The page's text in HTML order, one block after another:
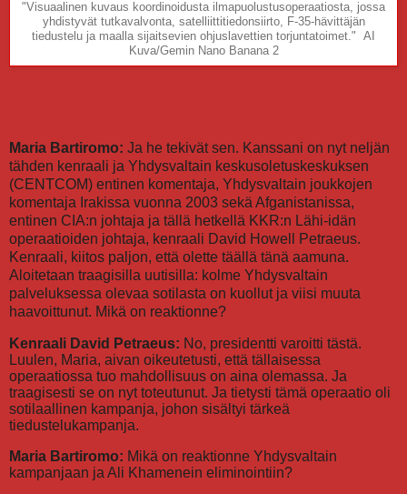
"Visuaalinen kuvaus koordinoidusta ilmapuolustusoperaatiosta, jossa
yhdistyvät tutkavalvonta, satelliittitiedonsiirto, F-35-hävittäjän
tiedustelu ja maalla sijaitsevien ohjuslavettien torjuntatoimet." AI
Kuva/Gemin Nano Banana 2
Maria Bartiromo: Ja he tekivät sen. Kanssani on nyt neljän
tähden kenraali ja Yhdysvaltain keskusoletuskeskuksen
(CENTCOM) entinen komentaja, Yhdysvaltain joukkojen
komentaja Irakissa vuonna 2003 sekä Afganistanissa,
entinen CIA:n johtaja ja tällä hetkellä KKR:n Lähi-idän
operaatioiden johtaja, kenraali David Howell Petraeus.
Kenraali, kiitos paljon, että olette täällä tänä aamuna.
Aloitetaan traagisilla uutisilla: kolme Yhdysvaltain
palveluksessa olevaa sotilasta on kuollut ja viisi muuta
haavoittunut. Mikä on reaktionne?
Kenraali David Petraeus: No, presidentti varoitti tästä.
Luulen, Maria, aivan oikeutetusti, että tällaisessa
operaatiossa tuo mahdollisuus on aina olemassa. Ja
traagisesti se on nyt toteutunut. Ja tietysti tämä operaatio oli
sotilaallinen kampanja, johon sisältyi tärkeä
tiedustelukampanja.
Maria Bartiromo: Mikä on reaktionne Yhdysvaltain
kampanjaan ja Ali Khamenein eliminointiin?